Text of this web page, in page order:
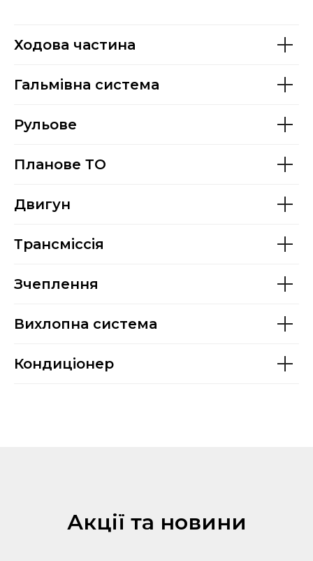
Ходова частина
Гальмівна система
Рульове
Планове ТО
Двигун
Трансміссія
Зчеплення
Вихлопна система
Кондиціонер
Акції та новини